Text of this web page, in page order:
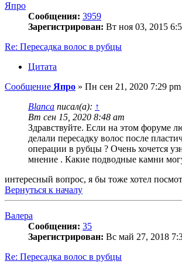
Япро
Сообщения: 3959
Зарегистрирован: Вт ноя 03, 2015
Re: Пересадка волос в рубцы
Цитата
Сообщение Япро » Пн сен 21, 2020 7:29 pm
Blanca писал(а): ↑
Вт сен 15, 2020 8:48 am
Здравствуйте. Если на этом форуме
делали пересадку волос после
операции в рубцы ? Очень хочется
мнение . Какие подводные камни
интересный вопрос, я бы тоже хотел
Вернуться к началу
Валера
Сообщения: 35
Зарегистрирован: Вс май 27, 2018
Re: Пересадка волос в рубцы